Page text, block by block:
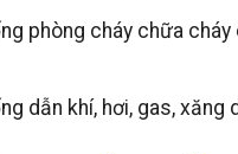
phòng cháy chữa
dẫn khí, hơi, gas, xăng